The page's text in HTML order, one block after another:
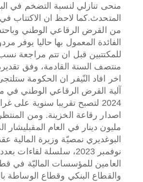
منحى تنازلي لنسبة التضخم في
المتحدث.كما لاحظ ان الاكتتاب
من القرض الرقاعي الوطني
الفائدة المعمول بها حاليا يوفر
للمكتتبين قبل ان تتم مراجعة
منتصف السنة القادمة، وفق
اخر افاد النّيفر ان الحكومة
آلية القرض الرقاعي الوطني في
2024 لتصبح تقريبا سنوية على
مليون دينار في العام المقبليشار
نوفمبر 2023، سلسلة
العامين للمؤسسات الماليّة في
والقطاع البنكي وقطاع الوساطة